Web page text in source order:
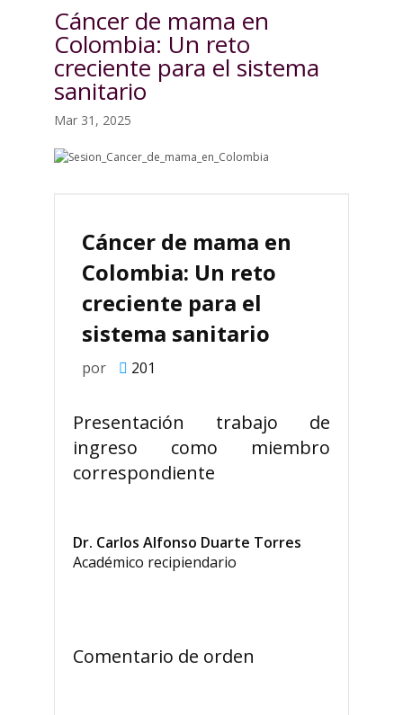
Cáncer de mama en
Colombia: Un reto
creciente para el sistema
sanitario
Mar 31, 2025
Cáncer de mama en
Colombia: Un reto
creciente para el
sistema sanitario
por 201
Presentación trabajo de
ingreso como miembro
correspondiente
Dr. Carlos Alfonso Duarte Torres
Académico recipiendario
Comentario de orden